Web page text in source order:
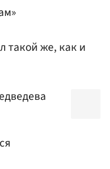
такой же, как и